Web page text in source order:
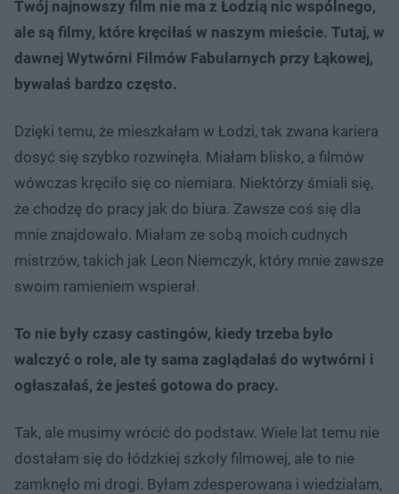
Twój najnowszy film nie ma z Łodzią nic wspólnego,
ale są filmy, które kręciłaś w naszym mieście. Tutaj, w
dawnej Wytwórni Filmów Fabularnych przy Łąkowej,
bywałaś bardzo często.
Dzięki temu, że mieszkałam w Łodzi, tak zwana kariera
dosyć się szybko rozwinęła. Miałam blisko, a filmów
wówczas kręciło się co niemiara. Niektórzy śmiali się,
że chodzę do pracy jak do biura. Zawsze coś się dla
mnie znajdowało. Miałam ze sobą moich cudnych
mistrzów, takich jak Leon Niemczyk, który mnie zawsze
swoim ramieniem wspierał.
To nie były czasy castingów, kiedy trzeba było
walczyć o role, ale ty sama zaglądałaś do wytwórni i
ogłaszałaś, że jesteś gotowa do pracy.
Tak, ale musimy wrócić do podstaw. Wiele lat temu nie
dostałam się do łódzkiej szkoły filmowej, ale to nie
zamknęło mi drogi. Byłam zdesperowana i wiedziałam,